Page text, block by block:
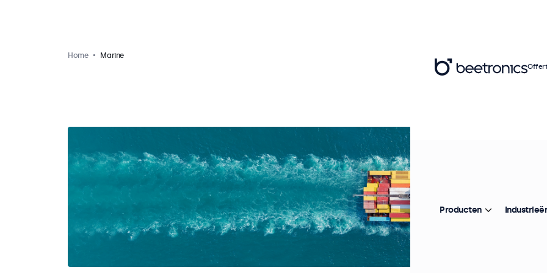
Home Marine
Producten